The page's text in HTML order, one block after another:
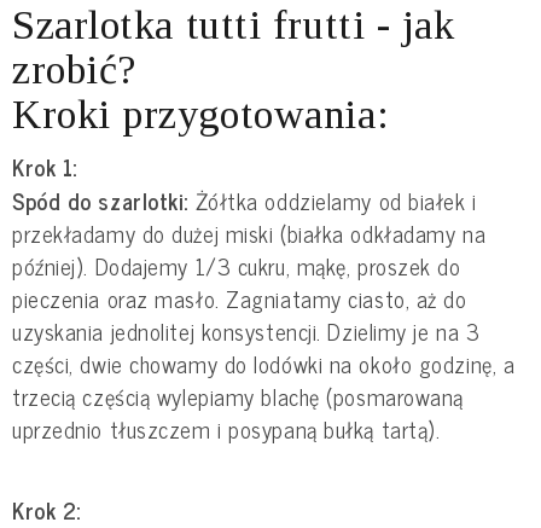
Szarlotka tutti frutti - jak
zrobić?
Kroki przygotowania:
Krok 1:
Spód do szarlotki: Żółtka oddzielamy od białek i
przekładamy do dużej miski (białka odkładamy na
później). Dodajemy 1/3 cukru, mąkę, proszek do
pieczenia oraz masło. Zagniatamy ciasto, aż do
uzyskania jednolitej konsystencji. Dzielimy je na 3
części, dwie chowamy do lodówki na około godzinę, a
trzecią częścią wylepiamy blachę (posmarowaną
uprzednio tłuszczem i posypaną bułką tartą).
Krok 2: